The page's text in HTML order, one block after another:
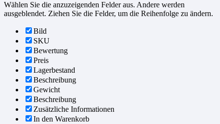
Wählen Sie die anzuzeigenden Felder aus. Andere werden
ausgeblendet. Ziehen Sie die Felder, um die Reihenfolge zu ändern.
Bild
SKU
Bewertung
Preis
Lagerbestand
Beschreibung
Gewicht
Beschreibung
Zusätzliche Informationen
In den Warenkorb